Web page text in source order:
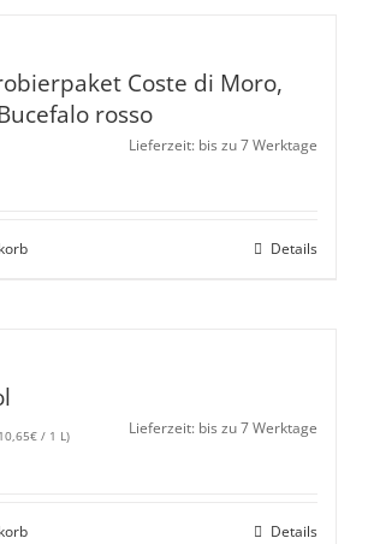
Coste di Moro,
rosso
Lieferzeit: bis zu 7 Werktage
Details
10,65€ / 1 L) Lieferzeit: bis zu 7 Werktage
Details